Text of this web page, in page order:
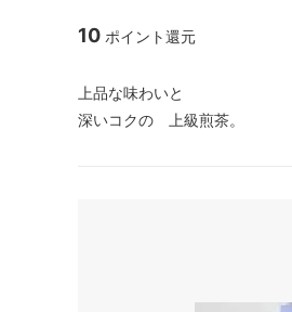
10 ポイント還元
上品な味わいと
深いコクの 上級煎茶。